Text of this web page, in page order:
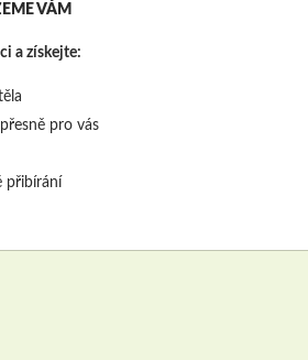
VÁM
a získejte:
pro vás
přibírání